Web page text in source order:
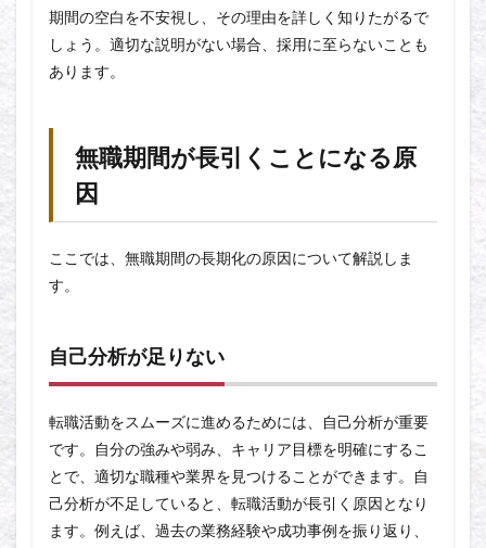
期間の空白を不安視し、その理由を詳しく知りたがるで
しょう。適切な説明がない場合、採用に至らないことも
あります。
無職期間が長引くことになる原
因
ここでは、無職期間の長期化の原因について解説しま
す。
自己分析が足りない
転職活動をスムーズに進めるためには、自己分析が重要
です。自分の強みや弱み、キャリア目標を明確にするこ
とで、適切な職種や業界を見つけることができます。自
己分析が不足していると、転職活動が長引く原因となり
ます。例えば、過去の業務経験や成功事例を振り返り、